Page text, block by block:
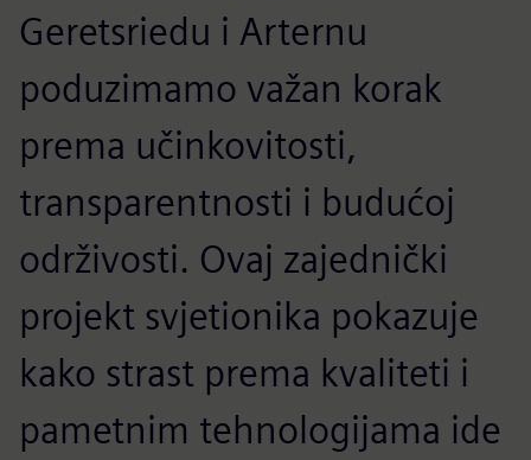
Geretsriedu i Arternu
poduzimamo važan korak
prema učinkovitosti,
transparentnosti i budućoj
održivosti. Ovaj zajednički
projekt svjetionika pokazuje
kako strast prema kvaliteti i
pametnim tehnologijama ide